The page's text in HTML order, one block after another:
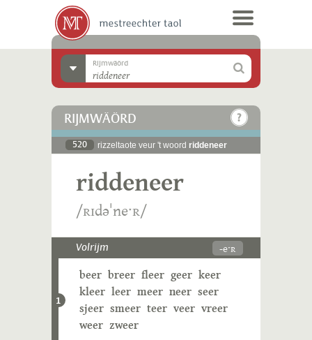
Rijmwäörd
RIJMWÄÖRD
520 rizzeltaote veur 't woord riddeneer
riddeneer
/ʀɪdəˈneˑʀ/
Volrijm -eˑʀ
1
beer breer fleer geer keer
kleer leer meer neer seer
sjeer smeer teer veer vreer
weer zweer